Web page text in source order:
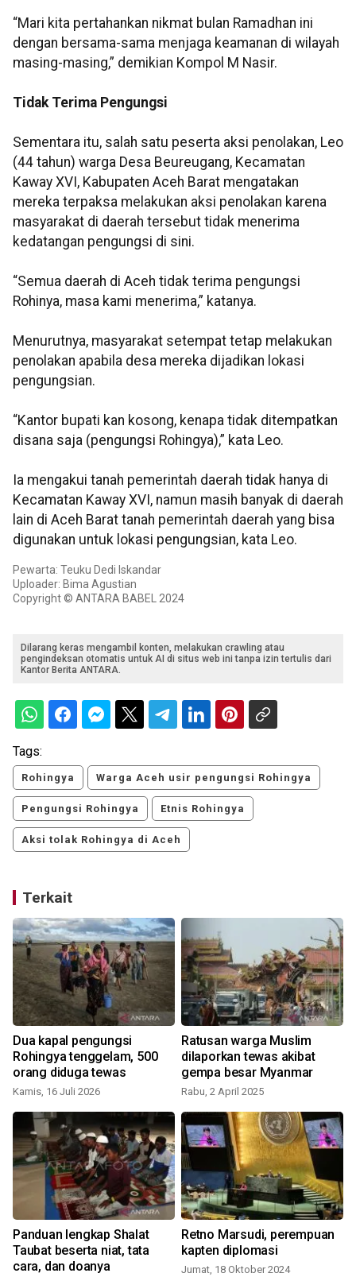
“Mari kita pertahankan nikmat bulan Ramadhan ini
dengan bersama-sama menjaga keamanan di wilayah
masing-masing,” demikian Kompol M Nasir.
Tidak Terima Pengungsi
Sementara itu, salah satu peserta aksi penolakan, Leo
(44 tahun) warga Desa Beureugang, Kecamatan
Kaway XVI, Kabupaten Aceh Barat mengatakan
mereka terpaksa melakukan aksi penolakan karena
masyarakat di daerah tersebut tidak menerima
kedatangan pengungsi di sini.
“Semua daerah di Aceh tidak terima pengungsi
Rohinya, masa kami menerima,” katanya.
Menurutnya, masyarakat setempat tetap melakukan
penolakan apabila desa mereka dijadikan lokasi
pengungsian.
“Kantor bupati kan kosong, kenapa tidak ditempatkan
disana saja (pengungsi Rohingya),” kata Leo.
Ia mengakui tanah pemerintah daerah tidak hanya di
Kecamatan Kaway XVI, namun masih banyak di daerah
lain di Aceh Barat tanah pemerintah daerah yang bisa
digunakan untuk lokasi pengungsian, kata Leo.
Pewarta: Teuku Dedi Iskandar
Uploader: Bima Agustian
Copyright © ANTARA BABEL 2024
Dilarang keras mengambil konten, melakukan crawling atau
pengindeksan otomatis untuk AI di situs web ini tanpa izin tertulis dari
Kantor Berita ANTARA.
Tags:
Rohingya Warga Aceh usir pengungsi Rohingya
Pengungsi Rohingya Etnis Rohingya
Aksi tolak Rohingya di Aceh
Terkait
Dua kapal pengungsi
Rohingya tenggelam, 500
orang diduga tewas
Kamis, 16 Juli 2026
Ratusan warga Muslim
dilaporkan tewas akibat
gempa besar Myanmar
Rabu, 2 April 2025
Panduan lengkap Shalat
Taubat beserta niat, tata
cara, dan doanya
Retno Marsudi, perempuan
kapten diplomasi
Jumat, 18 Oktober 2024